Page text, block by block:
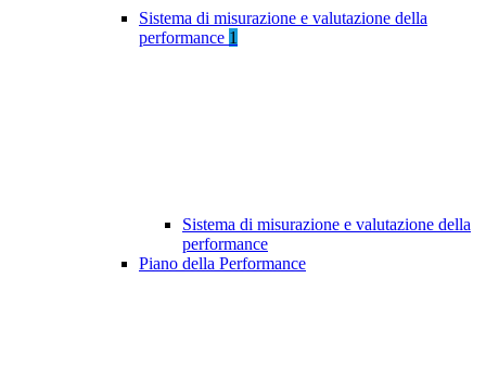
Sistema di misurazione e valutazione della
performance 1
Sistema di misurazione e valutazione della
performance
Piano della Performance